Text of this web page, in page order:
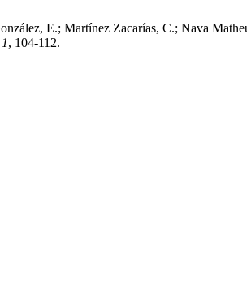
E.; Martínez Zacarías, C.; Nava
1, 104-112.